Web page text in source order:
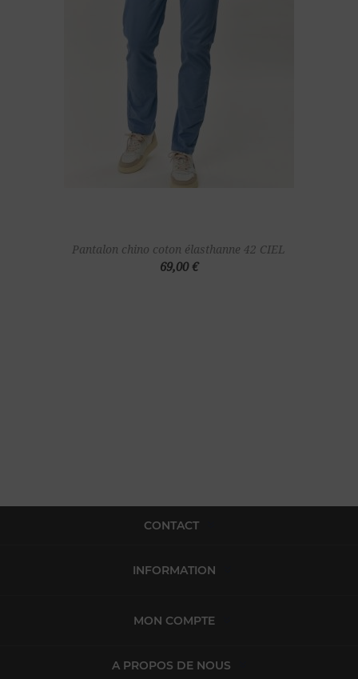
Pantalon chino coton élasthanne 42 CIEL
69,00 €
CONTACT
INFORMATION
MON COMPTE
A PROPOS DE NOUS